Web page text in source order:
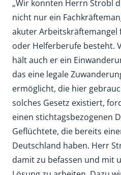
„Wir konnten Herrn Strobl
nicht nur ein
akuter Arbeitskräftemangel
oder Helferberufe besteht.
hält auch er ein
das eine legale
ermöglicht, die hier
solches Gesetz existiert,
einen stichtagsbezogenen
Geflüchtete, die bereits
Deutschland haben. Herr
damit zu befassen und mit